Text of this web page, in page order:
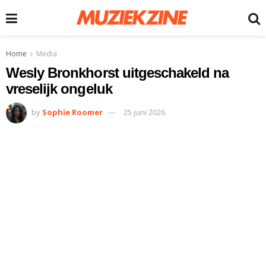
Home Media
Wesly Bronkhorst uitgeschakeld na
vreselijk ongeluk
by Sophie Roomer 25 juni 2026